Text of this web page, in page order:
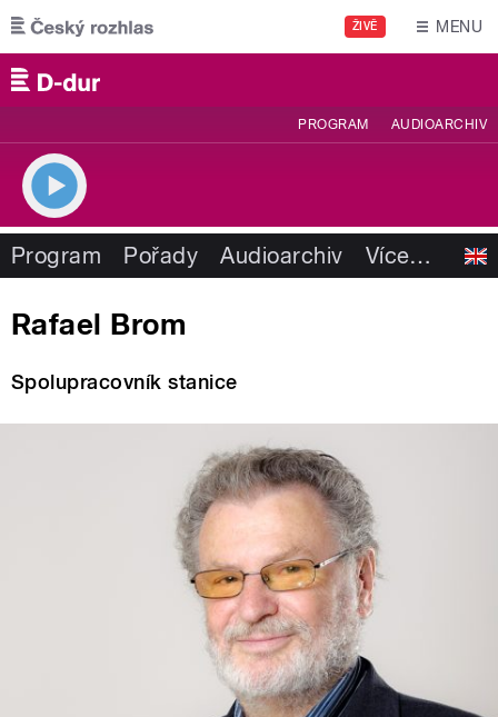
Přejít k hlavnímu obsahu
ŽIVĚ MENU
PROGRAM AUDIOARCHIV
Program Pořady Audioarchiv Více…
Rafael Brom
Spolupracovník stanice